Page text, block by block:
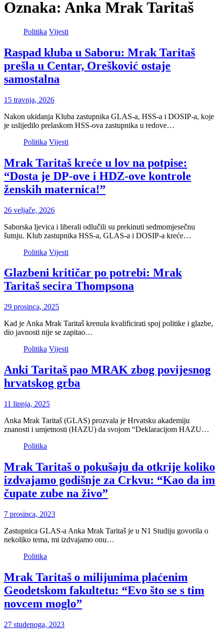
Oznaka: Anka Mrak Taritaš
Politika Vijesti
Raspad kluba u Saboru: Mrak Taritaš
prešla u Centar, Orešković ostaje
samostalna
15 travnja, 2026
Nakon ukidanja Kluba zastupnika GLAS-a, HSS-a i DOSIP-a, koje
je uslijedilo prelaskom HSS-ova zastupnika u redove…
Politika Vijesti
Mrak Taritaš kreće u lov na potpise:
“Dosta je DP-ove i HDZ-ove kontrole
ženskih maternica!”
26 veljače, 2026
Saborska ljevica i liberali odlučili su prekinuti sedmomjesečnu
šutnju. Klub zastupnika HSS-a, GLAS-a i DOSIP-a kreće…
Politika Vijesti
Glazbeni kritičar po potrebi: Mrak
Taritaš secira Thompsona
29 prosinca, 2025
Kad je Anka Mrak Taritaš krenula kvalificirati spoj politike i glazbe,
dio javnosti nije se zapitao…
Politika Vijesti
Anki Taritaš pao MRAK zbog povijesnog
hrvatskog grba
11 lipnja, 2025
Anka Mrak Taritaš (GLAS) prozvala je Hrvatsku akademiju
znanosti i umjetnosti (HAZU) da svojom “Deklaracijom HAZU…
Politika
Mrak Taritaš o pokušaju da otkrije koliko
izdvajamo godišnje za Crkvu: “Kao da im
čupate zube na živo”
7 prosinca, 2023
Zastupnica GLAS-a Anka Mrak Taritaš je u N1 Studiju govorila o
nekoliko tema, mi izdvajamo onu…
Politika
Mrak Taritaš o milijunima plaćenim
Geodetskom fakultetu: “Evo što se s tim
novcem moglo”
27 studenoga, 2023